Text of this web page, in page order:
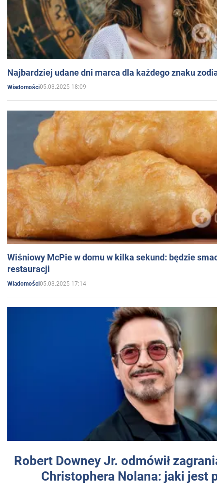
Najbardziej udane dni marca dla każdego znaku
Wiadomości05.03.2025 18:09
Wiśniowy McPie w domu w kilka sekund: będzie
restauracji
Wiadomości05.03.2025 17:14
Robert Downey Jr. odmówił
Christophera Nolana: jaki jest